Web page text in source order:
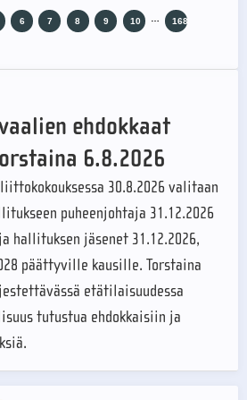
6 7 8 9 10 168
ehdokkaat
6.8.2026
30.8.2026 valitaan
puheenjohtaja 31.12.2026
hallituksen jäsenet 31.12.2026,
päättyville kausille. Torstaina
etätilaisuudessa
tutustua ehdokkaisiin ja